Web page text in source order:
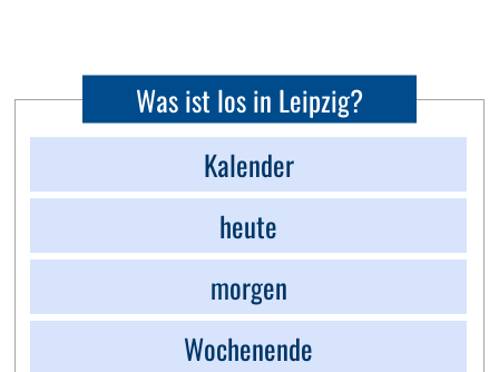
Was ist los in Leipzig?
Kalender
heute
morgen
Wochenende